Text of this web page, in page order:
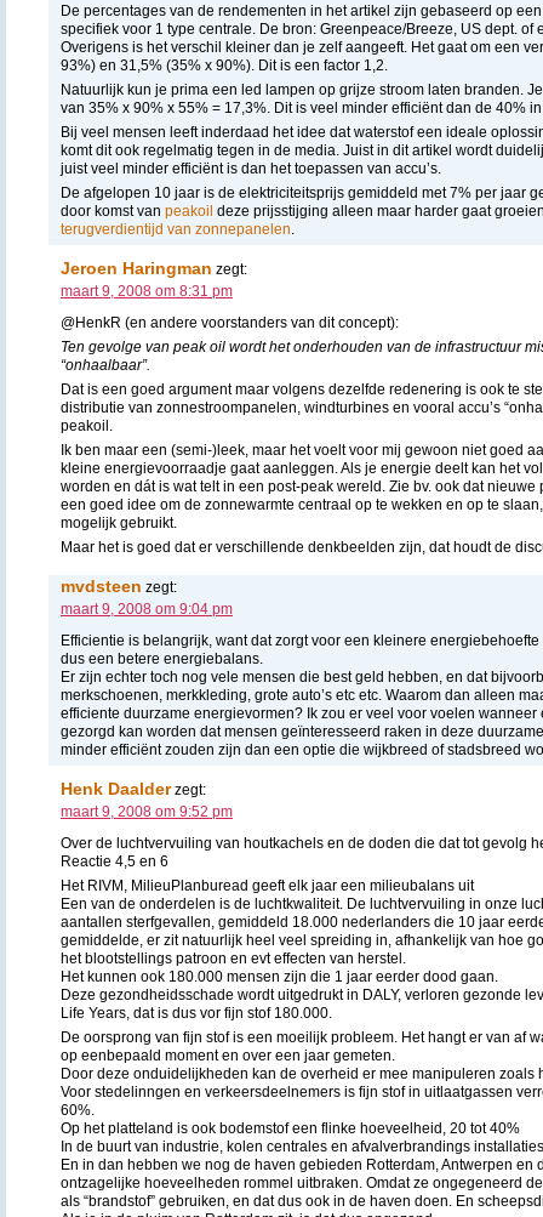
De percentages van de rendementen in het artikel zijn gebaseerd op
specifiek voor 1 type centrale. De bron: Greenpeace/Breeze, US dept. of
Overigens is het verschil kleiner dan je zelf aangeeft. Het gaat om een
93%) en 31,5% (35% x 90%). Dit is een factor 1,2.
Natuurlijk kun je prima een led lampen op grijze stroom laten branden.
van 35% x 90% x 55% = 17,3%. Dit is veel minder efficiënt dan de 40%
Bij veel mensen leeft inderdaad het idee dat waterstof een ideale
komt dit ook regelmatig tegen in de media. Juist in dit artikel wordt
juist veel minder efficiënt is dan het toepassen van accu’s.
De afgelopen 10 jaar is de elektriciteitsprijs gemiddeld met 7% per jaar
door komst van peakoil deze prijsstijging alleen maar harder gaat
terugverdientijd van zonnepanelen
Jeroen Haringman zegt:
maart 9, 2008 om 8:31 pm
@HenkR (en andere voorstanders van dit concept):
Ten gevolge van peak oil wordt het onderhouden van de infrastructuur
“onhaalbaar”.
Dat is een goed argument maar volgens dezelfde redenering is ook te
distributie van zonnestroompanelen, windturbines en vooral accu’s
peakoil.
Ik ben maar een (semi-)leek, maar het voelt voor mij gewoon niet goed
kleine energievoorraadje gaat aanleggen. Als je energie deelt kan het
worden en dát is wat telt in een post-peak wereld. Zie bv. ook dat nieuwe
een goed idee om de zonnewarmte centraal op te wekken en op te
mogelijk gebruikt.
Maar het is goed dat er verschillende denkbeelden zijn, dat houdt de
mvdsteen zegt:
maart 9, 2008 om 9:04 pm
Efficientie is belangrijk, want dat zorgt voor een kleinere
dus een betere energiebalans.
Er zijn echter toch nog vele mensen die best geld hebben, en dat
merkschoenen, merkkleding, grote auto’s etc etc. Waarom dan alleen
efficiente duurzame energievormen? Ik zou er veel voor voelen wanneer
gezorgd kan worden dat mensen geïnteresseerd raken in deze
minder efficiënt zouden zijn dan een optie die wijkbreed of stadsbreed
Henk Daalderzegt:
maart 9, 2008 om 9:52 pm
Over de luchtvervuiling van houtkachels en de doden die dat tot gevolg
Reactie 4,5 en 6
Het RIVM, MilieuPlanburead geeft elk jaar een milieubalans uit
Een van de onderdelen is de luchtkwaliteit. De luchtvervuiling in onze
aantallen sterfgevallen, gemiddeld 18.000 nederlanders die 10 jaar
gemiddelde, er zit natuurlijk heel veel spreiding in, afhankelijk van hoe
het blootstellings patroon en evt effecten van herstel.
Het kunnen ook 180.000 mensen zijn die 1 jaar eerder dood gaan.
Deze gezondheidsschade wordt uitgedrukt in DALY, verloren gezonde
Life Years, dat is dus vor fijn stof 180.000.
De oorsprong van fijn stof is een moeilijk probleem. Het hangt er van af
op eenbepaald moment en over een jaar gemeten.
Door deze onduidelijkheden kan de overheid er mee manipuleren zoals
Voor stedelinngen en verkeersdeelnemers is fijn stof in uitlaatgassen
60%.
Op het platteland is ook bodemstof een flinke hoeveelheid, 20 tot 40%
In de buurt van industrie, kolen centrales en afvalverbrandings
En in dan hebben we nog de haven gebieden Rotterdam, Antwerpen en
ontzagelijke hoeveelheden rommel uitbraken. Omdat ze ongegeneerd
als “brandstof” gebruiken, en dat dus ook in de haven doen. En